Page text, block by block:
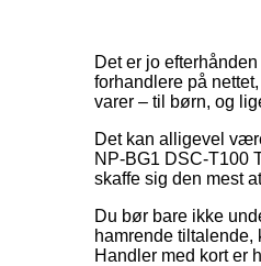
Det er jo
forhandlere på
varer – til børn, og
Det kan alligevel
NP-BG1 DSC-T100
skaffe sig den mest
Du bør bare ikke
hamrende tiltalende,
Handler med kort er